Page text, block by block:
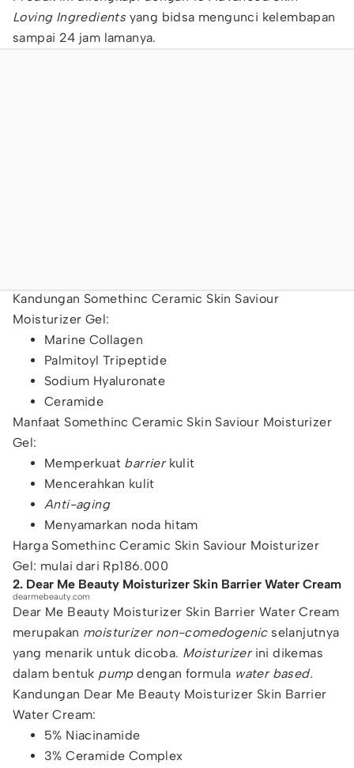
Loving Ingredientsyang bidsa mengunci kelembapan
sampai 24 jam lamanya.
Kandungan Somethinc Ceramic Skin Saviour
Moisturizer Gel:
Marine Collagen
Palmitoyl Tripeptide
Sodium Hyaluronate
Ceramide
Manfaat Somethinc Ceramic Skin Saviour Moisturizer
Gel:
Memperkuat barrierkulit
Mencerahkan kulit
Anti-aging
Menyamarkan noda hitam
Harga Somethinc Ceramic Skin Saviour Moisturizer
Gel: mulai dari Rp186.000
2. Dear Me Beauty Moisturizer Skin Barrier Water Cream
dearmebeauty.com
Dear Me Beauty Moisturizer Skin Barrier Water Cream
merupakan moisturizer non-comedogenicselanjutnya
yang menarik untuk dicoba. Moisturizerini dikemas
dalam bentuk pump dengan formula water based.
Kandungan Dear Me Beauty Moisturizer Skin Barrier
Water Cream:
5% Niacinamide
3% Ceramide Complex